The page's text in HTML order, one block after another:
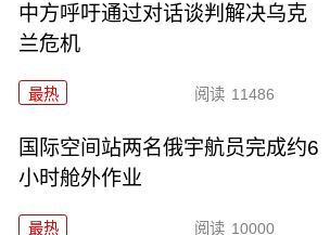
中方呼吁通过对话谈判解决乌克
兰危机
最热 阅读 11486
国际空间站两名俄宇航员完成约6
小时舱外作业
最热 阅读 10000